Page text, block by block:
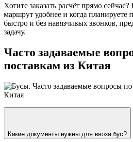
Хотите заказать расчёт прямо
маршрут удобнее и когда планируете
быстро и без навязчивых звонков,
задачу.
Часто задаваемые
поставкам из Китая
Какие документы нужны для ввоза бус?